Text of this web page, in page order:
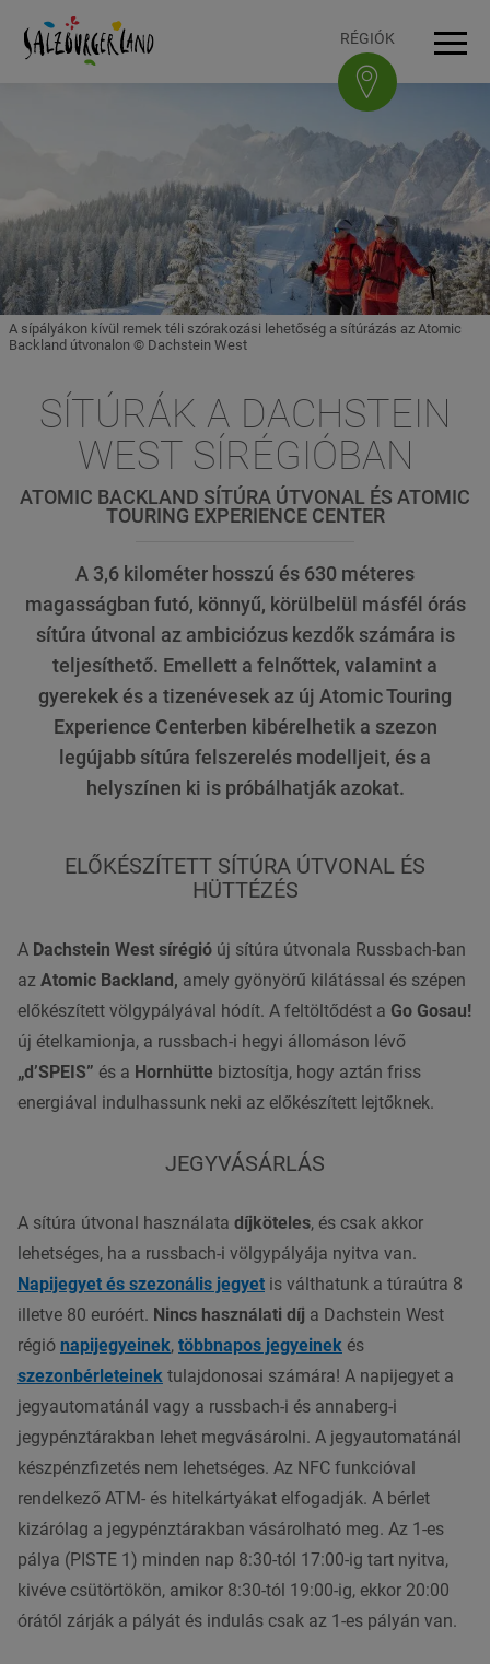
A tartalomhozAccesskey
[0]
A navigációhozAccesskey
[1]
Az oldal tetejéreAccesskey
[2]
A lábléchezAccesskey
[3] RÉGIÓK
A sípályákon kívül remek téli szórakozási lehetőség a sítúrázás az Atomic
Backland útvonalon © Dachstein West
SÍTÚRÁK A DACHSTEIN
WEST SÍRÉGIÓBAN
ATOMIC BACKLAND SÍTÚRA ÚTVONAL ÉS ATOMIC
TOURING EXPERIENCE CENTER
A 3,6 kilométer hosszú és 630 méteres
magasságban futó, könnyű, körülbelül másfél órás
sítúra útvonal az ambiciózus kezdők számára is
teljesíthető. Emellett a felnőttek, valamint a
gyerekek és a tizenévesek az új Atomic Touring
Experience Centerben kibérelhetik a szezon
legújabb sítúra felszerelés modelljeit, és a
helyszínen ki is próbálhatják azokat.
ELŐKÉSZÍTETT SÍTÚRA ÚTVONAL ÉS
HÜTTÉZÉS
A Dachstein West sírégió új sítúra útvonala Russbach-ban
az Atomic Backland, amely gyönyörű kilátással és szépen
előkészített völgypályával hódít. A feltöltődést a Go Gosau!
új ételkamionja, a russbach-i hegyi állomáson lévő
„d’SPEIS” és a Hornhütte biztosítja, hogy aztán friss
energiával indulhassunk neki az előkészített lejtőknek.
JEGYVÁSÁRLÁS
A sítúra útvonal használata díjköteles, és csak akkor
lehetséges, ha a russbach-i völgypályája nyitva van.
Napijegyet és szezonális jegyet is válthatunk a túraútra 8
illetve 80 euróért. Nincs használati díj a Dachstein West
régió napijegyeinek, többnapos jegyeinek és
szezonbérleteinek tulajdonosai számára! A napijegyet a
jegyautomatánál vagy a russbach-i és annaberg-i
jegypénztárakban lehet megvásárolni. A jegyautomatánál
készpénzfizetés nem lehetséges. Az NFC funkcióval
rendelkező ATM- és hitelkártyákat elfogadják. A bérlet
kizárólag a jegypénztárakban vásárolható meg. Az 1-es
pálya (PISTE 1) minden nap 8:30-tól 17:00-ig tart nyitva,
kivéve csütörtökön, amikor 8:30-tól 19:00-ig, ekkor 20:00
órától zárják a pályát és indulás csak az 1-es pályán van.